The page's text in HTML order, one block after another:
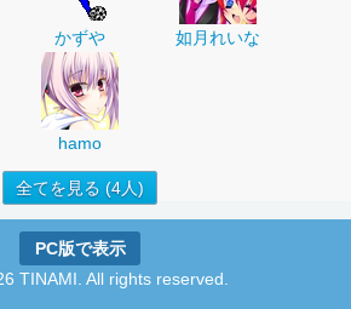
かずや 如月れいな
hamo
全てを見る (4人)
PC版で表示
TINAMI. All rights reserved.